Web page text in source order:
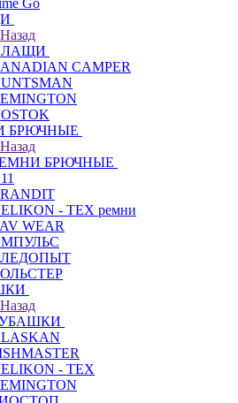
Go
Назад
CAMPER
БРЮЧНЫЕ
Назад
БРЮЧНЫЕ
- TEX ремни
WEAR
Назад
- TEX